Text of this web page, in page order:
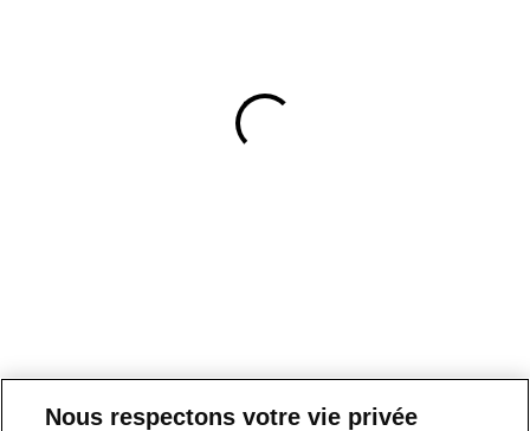
Nous respectons votre vie privée